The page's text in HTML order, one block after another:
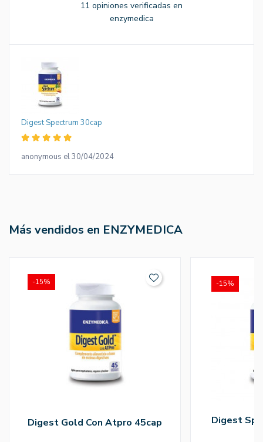
11 opiniones verificadas en
enzymedica
Digest Spectrum 30cap
anonymous el 30/04/2024
Más vendidos en ENZYMEDICA
Digest Gold Con Atpro 45cap
-15%
Digest
-15%